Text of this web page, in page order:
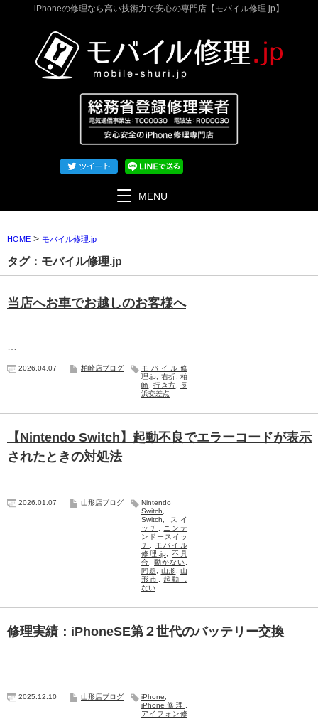
iPhoneの修理なら高い技術力で安心の専門店【モバイル修理.jp】
MENU
HOME > モバイル修理.jp
タグ：モバイル修理.jp
当店へお車でお越しのお客様へ
2026.04.07 柏崎店ブログ
モバイル修
理.jp
右折 ,柏
崎
行き方
長
浜交差点
【Nintendo Switch】起動不良でエラーコードが表示
されたときの対処法
2026.01.07 山形店ブログ
Nintendo
Switch
Switch
スイ
ッチ
ニンテ
ンドースイッ
チ
モバイル
修理.jp
不具
合
動かない
問題
山形
山
形市
,起動し
ない
修理実績：iPhoneSE第２世代のバッテリー交換
2025.12.10 山形店ブログ iPhone
iPhone修理
アイフォン修